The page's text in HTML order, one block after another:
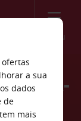
Menu
a sua
dados
de
tem mais